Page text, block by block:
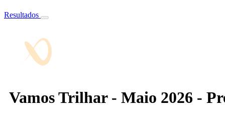
Resultados
Vamos Trilhar - Maio 2026 -